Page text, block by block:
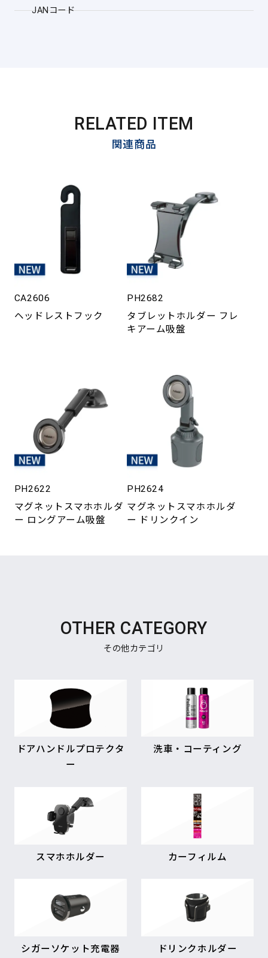
JANコード
RELATED ITEM
関連商品
CA2606
ヘッドレストフック
PH2682
タブレットホルダー フレ
キアーム吸盤
PH2622
マグネットスマホホルダ
ー ロングアーム吸盤
PH2624
マグネットスマホホルダ
ー ドリンクイン
OTHER CATEGORY
その他カテゴリ
ドアハンドルプロテクタ
ー
洗車・コーティング
スマホホルダー カーフィルム
シガーソケット充電器 ドリンクホルダー